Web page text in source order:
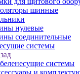
шинные
нулевые
соединительные
системы
системы
и